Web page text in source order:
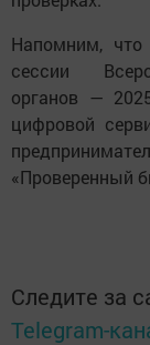
Напомним,
сессии
органов —
цифровой
«Проверенный
Следите за
Telegram-